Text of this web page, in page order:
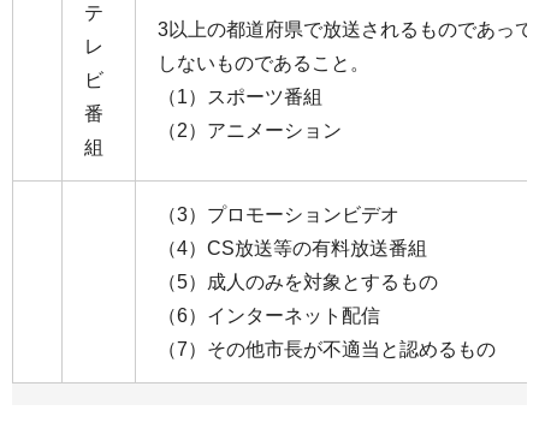
テ
レ
ビ
番
組
3以上の都道府県で放送されるものであっ
しないものであること。
（1）スポーツ番組
（2）アニメーション
（3）プロモーションビデオ
（4）CS放送等の有料放送番組
（5）成人のみを対象とするもの
（6）インターネット配信
（7）その他市長が不適当と認めるもの